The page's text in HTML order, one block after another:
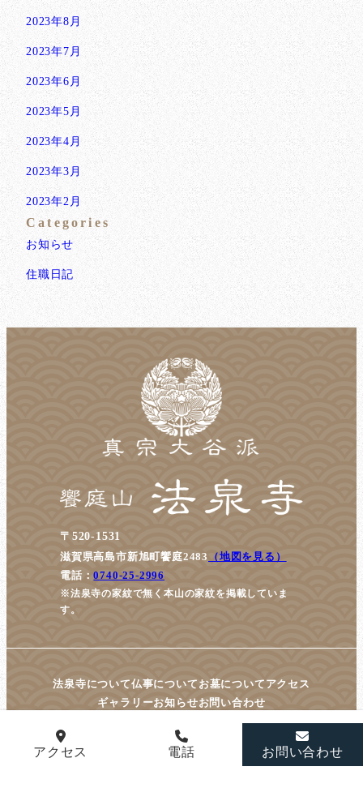
2023年8月
2023年7月
2023年6月
2023年5月
2023年4月
2023年3月
2023年2月
Categories
お知らせ
住職日記
〒520-1531
滋賀県高島市新旭町饗庭2483
（地図を見る）
電話：0740-25-2996
※法泉寺の家紋で無く本山の家紋を掲載していま
す。
法泉寺について仏事について お墓について アクセス
ギャラリーお知らせお問い合わせ
© housenji All Rights Reserved.
アクセス 電話 お問い合わせ